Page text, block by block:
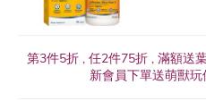
第3件5折 , 任2件75折 , 滿額送
新會員下單送萌獸